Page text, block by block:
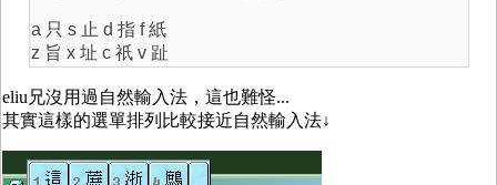
a 只 s 止 d 指 f 紙
z 旨 x 址 c 祇 v 趾
eliu兄沒用過自然輸入法，這也難怪...
其實這樣的選單排列比較接近自然輸入法↓